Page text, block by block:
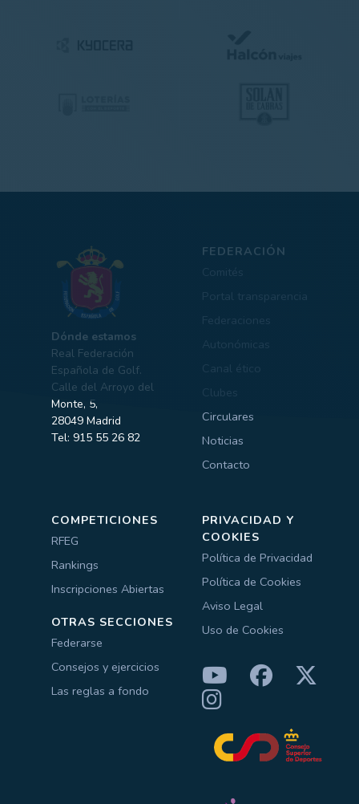
Dónde estamos
Real Federación
Española de Golf.
Calle del Arroyo del
Monte, 5,
28049 Madrid
Tel: 915 55 26 82
FEDERACIÓN
Circulares
Noticias
Contacto
COMPETICIONES
RFEG
Rankings
Inscripciones Abiertas
OTRAS SECCIONES
Federarse
Consejos y ejercicios
Las reglas a fondo
PRIVACIDAD Y
COOKIES
Política de Privacidad
Política de Cookies
Aviso Legal
Uso de Cookies